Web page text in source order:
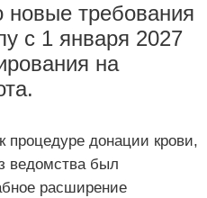
новые требования
с 1 января 2027
на
процедуре донации крови,
ведомства был
расширение